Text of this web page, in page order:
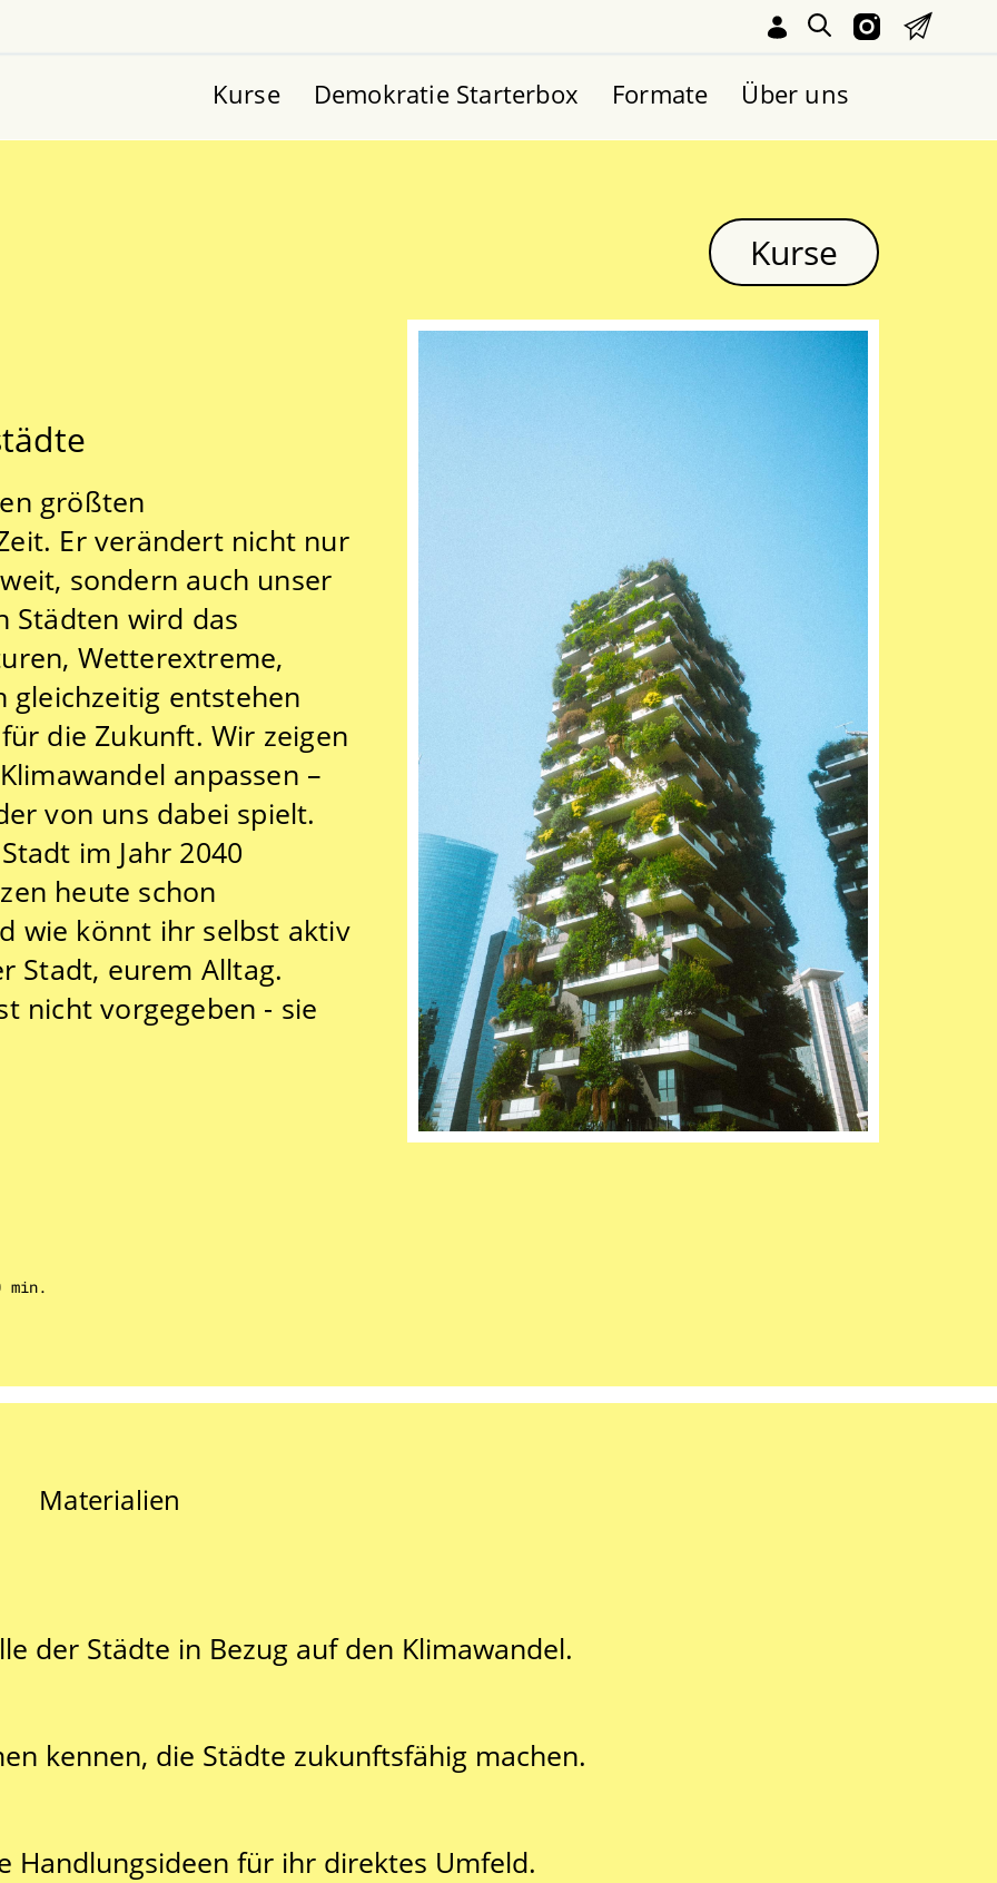
Kurse Demokratie Starterbox Formate Über uns
Kurse
größten
Er verändert nicht nur
sondern auch unser
Städten wird das
Wetterextreme,
gleichzeitig entstehen
die Zukunft. Wir zeigen
anpassen –
von uns dabei spielt.
im Jahr 2040
heute schon
wie könnt ihr selbst aktiv
Stadt, eurem Alltag.
nicht vorgegeben - sie
min.
Materialien
der Städte in Bezug auf den Klimawandel.
kennen, die Städte zukunftsfähig machen.
Handlungsideen für ihr direktes Umfeld.